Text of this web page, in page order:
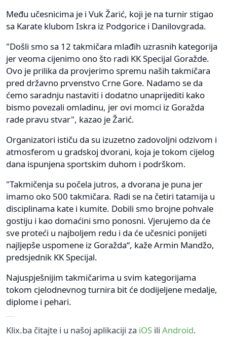
Među učesnicima je i Vuk Žarić, koji je na turnir stigao
sa Karate klubom Iskra iz Podgorice i Danilovgrada.
"Došli smo sa 12 takmičara mlađih uzrasnih kategorija
jer veoma cijenimo ono što radi KK Specijal Goražde.
Ovo je prilika da provjerimo spremu naših takmičara
pred državno prvenstvo Crne Gore. Nadamo se da
ćemo saradnju nastaviti i dodatno unaprijediti kako
bismo povezali omladinu, jer ovi momci iz Goražda
rade pravu stvar", kazao je Žarić.
Organizatori ističu da su izuzetno zadovoljni odzivom i
atmosferom u gradskoj dvorani, koja je tokom cijelog
dana ispunjena sportskim duhom i podrškom.
"Takmičenja su počela jutros, a dvorana je puna jer
imamo oko 500 takmičara. Radi se na četiri tatamija u
disciplinama kate i kumite. Dobili smo brojne pohvale
gostiju i kao domaćini smo ponosni. Vjerujemo da će
sve proteći u najboljem redu i da će učesnici ponijeti
najljepše uspomene iz Goražda“, kaže Armin Mandžo,
predsjednik KK Specijal.
Najuspješnijim takmičarima u svim kategorijama
tokom cjelodnevnog turnira bit će dodijeljene medalje,
diplome i pehari.
Klix.ba čitajte i u našoj aplikaciji za iOS ili Android.